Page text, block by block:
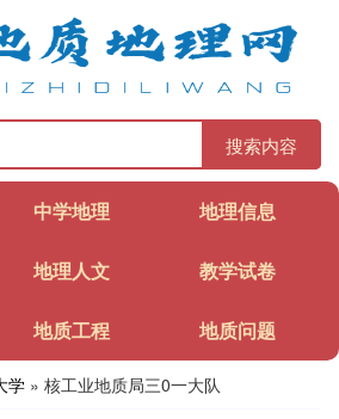
搜索内容
中学地理 地理信息
地理人文 教学试卷
地质工程 地质问题
学 » 核工业地质局三0一大队